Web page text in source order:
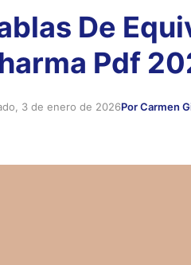
De
Pdf
3 de enero de 2026Por Carmen